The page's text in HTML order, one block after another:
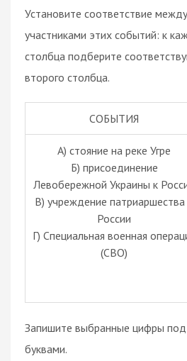
Установите соответствие
участниками этих событий: к
столбца подберите
второго столбца.
СОБЫТИЯ
А) стояние на реке Угре
Б) присоединение
Левобережной Украины к
В) учреждение патриаршества
России
Г) Специальная военная
(СВО)
Запишите выбранные цифры
буквами.